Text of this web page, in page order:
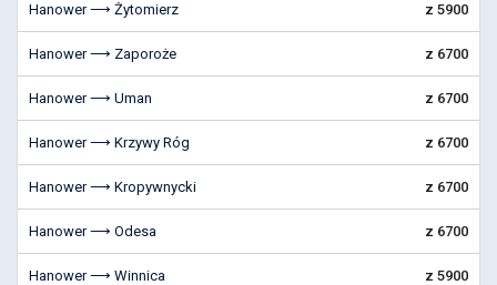
Hanower ⟶ Żytomierz z 5900
Hanower ⟶ Zaporoże z 6700
Hanower ⟶ Uman z 6700
Hanower ⟶ Krzywy Róg z 6700
Hanower ⟶ Kropywnycki z 6700
Hanower ⟶ Odesa z 6700
Hanower ⟶ Winnica z 5900